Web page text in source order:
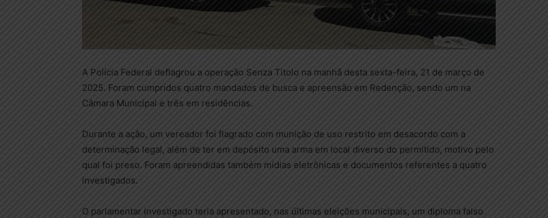
A Polícia Federal deflagrou a operação Senza Titolo na manhã desta sexta-feira, 21 de março de
2025. Foram cumpridos quatro mandados de busca e apreensão em Redenção, sendo um na
Câmara Municipal e três em residências.
Durante a ação, um vereador foi flagrado com munição de uso restrito em desacordo com a
determinação legal, além de ter em depósito uma arma em local diverso do permitido, motivo pelo
qual foi preso. Foram apreendidas também mídias eletrônicas e documentos referentes a quatro
investigados.
O parlamentar investigado teria apresentado, nas últimas eleições municipais, um diploma falso